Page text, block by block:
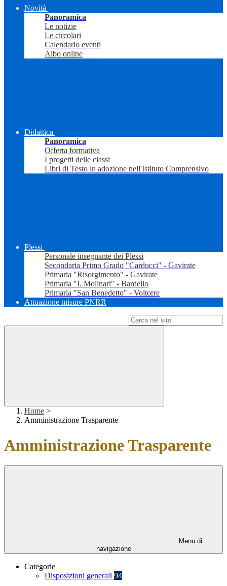
Novità
Panoramica
Le notizie
Le circolari
Calendario eventi
Albo online
Didattica
Panoramica
Offerta formativa
I progetti delle classi
Libri di Testo in adozione nell'Istituto Comprensivo
Plessi
Personale insegnante dei Plessi
Secondaria Primo Grado "Carducci" - Gavirate
Primaria "Risorgimento" - Gavirate
Primaria "I. Molinari" - Bardello
Primaria "San Benedetto" - Voltorre
Attuazione misure PNRR
Home >
Amministrazione Trasparente
Amministrazione Trasparente
Menu di
navigazione
Categorie
Disposizioni generali 94